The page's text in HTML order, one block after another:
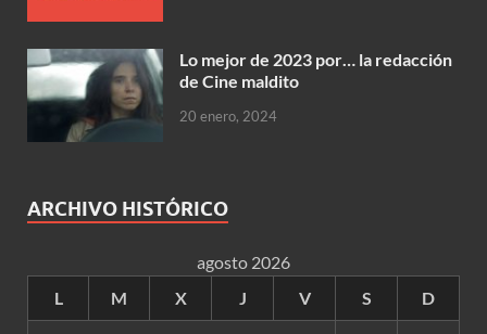
Lo mejor de 2023 por… la redacción
de Cine maldito
20 enero, 2024
ARCHIVO HISTÓRICO
agosto 2026
L
M X J V S D